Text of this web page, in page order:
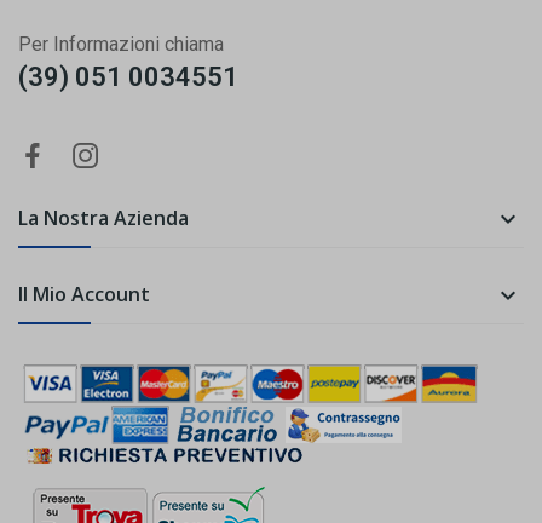
Per Informazioni chiama
(39) 051 0034551
La Nostra Azienda 
Il Mio Account 